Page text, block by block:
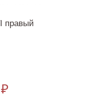
правый